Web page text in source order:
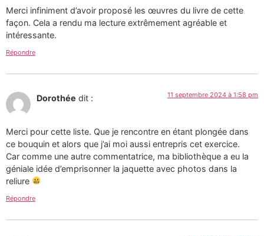
Merci infiniment d’avoir proposé les œuvres du livre de cette
façon. Cela a rendu ma lecture extrêmement agréable et
intéressante.
Répondre
Dorothée dit : 11 septembre 2024 à 1:58 pm
Merci pour cette liste. Que je rencontre en étant plongée dans
ce bouquin et alors que j’ai moi aussi entrepris cet exercice.
Car comme une autre commentatrice, ma bibliothèque a eu la
géniale idée d’emprisonner la jaquette avec photos dans la
reliure
Répondre